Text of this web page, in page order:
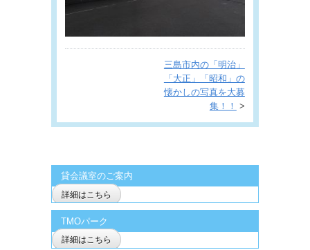
三島市内の「明治」
「大正」「昭和」の
懐かしの写真を大募
集！！
>
貸会議室のご案内
詳細はこちら
TMOパーク
詳細はこちら